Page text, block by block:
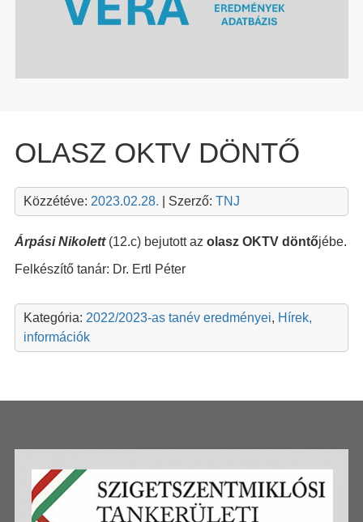
OLASZ OKTV DÖNTŐ
Közzétéve: 2023.02.28. | Szerző: TNJ
Árpási Nikolett(12.c) bejutott az olasz OKTV döntőjébe.
Felkészítő tanár: Dr. Ertl Péter
Kategória: 2022/2023-as tanév eredményei, Hírek,
információk